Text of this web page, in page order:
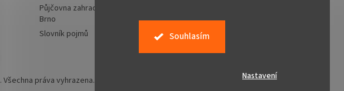
Souhlasím
Nastavení
Půjčovna zahradní techniky
Brno
Slovník pojmů
. Všechna práva vyhrazena.